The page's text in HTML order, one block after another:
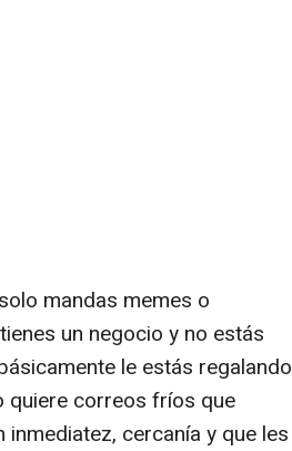
mandas memes o
un negocio y no estás
le estás regalando
quiere correos fríos que
cercanía y que les